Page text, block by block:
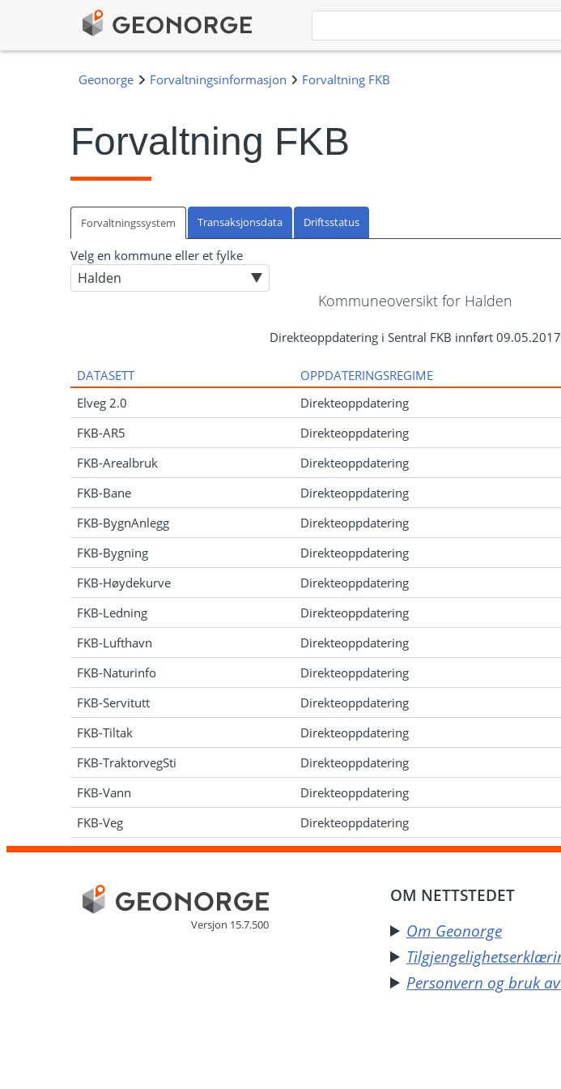
Forvaltning FKB
Forvaltningssystem Transaksjonsdata Driftsstatus
Kommuneoversikt for Halden
Direkteoppdatering i Sentral FKB innført 09.05.2017
Velg en kommune eller et fylke
DATASETT OPPDATERINGSREGIME
Elveg 2.0
Direkteoppdatering
FKB-AR5
Direkteoppdatering
FKB-Arealbruk
Direkteoppdatering
FKB-Bane
Direkteoppdatering
FKB-BygnAnlegg
Direkteoppdatering
FKB-Bygning
Direkteoppdatering
FKB-Høydekurve
Direkteoppdatering
FKB-Ledning
Direkteoppdatering
FKB-Lufthavn
Direkteoppdatering
FKB-Naturinfo
Direkteoppdatering
FKB-Servitutt
Direkteoppdatering
FKB-Tiltak
Direkteoppdatering
FKB-TraktorvegSti
Direkteoppdatering
FKB-Vann
Direkteoppdatering
FKB-Veg
Direkteoppdatering